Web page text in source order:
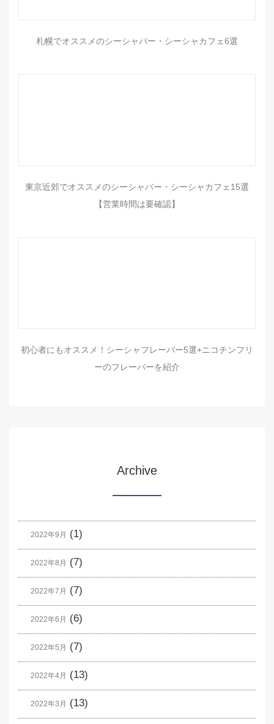
札幌でオススメのシーシャバー・シーシャカフェ6選
東京近郊でオススメのシーシャバー・シーシャカフェ15選
【営業時間は要確認】
初心者にもオススメ！シーシャフレーバー5選+ニコチンフリ
ーのフレーバーを紹介
Archive
2022年9月 (1)
2022年8月 (7)
2022年7月 (7)
2022年6月 (6)
2022年5月 (7)
2022年4月 (13)
2022年3月 (13)